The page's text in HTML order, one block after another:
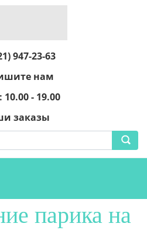
947-23-63
нам
- 19.00
заказы
парика на